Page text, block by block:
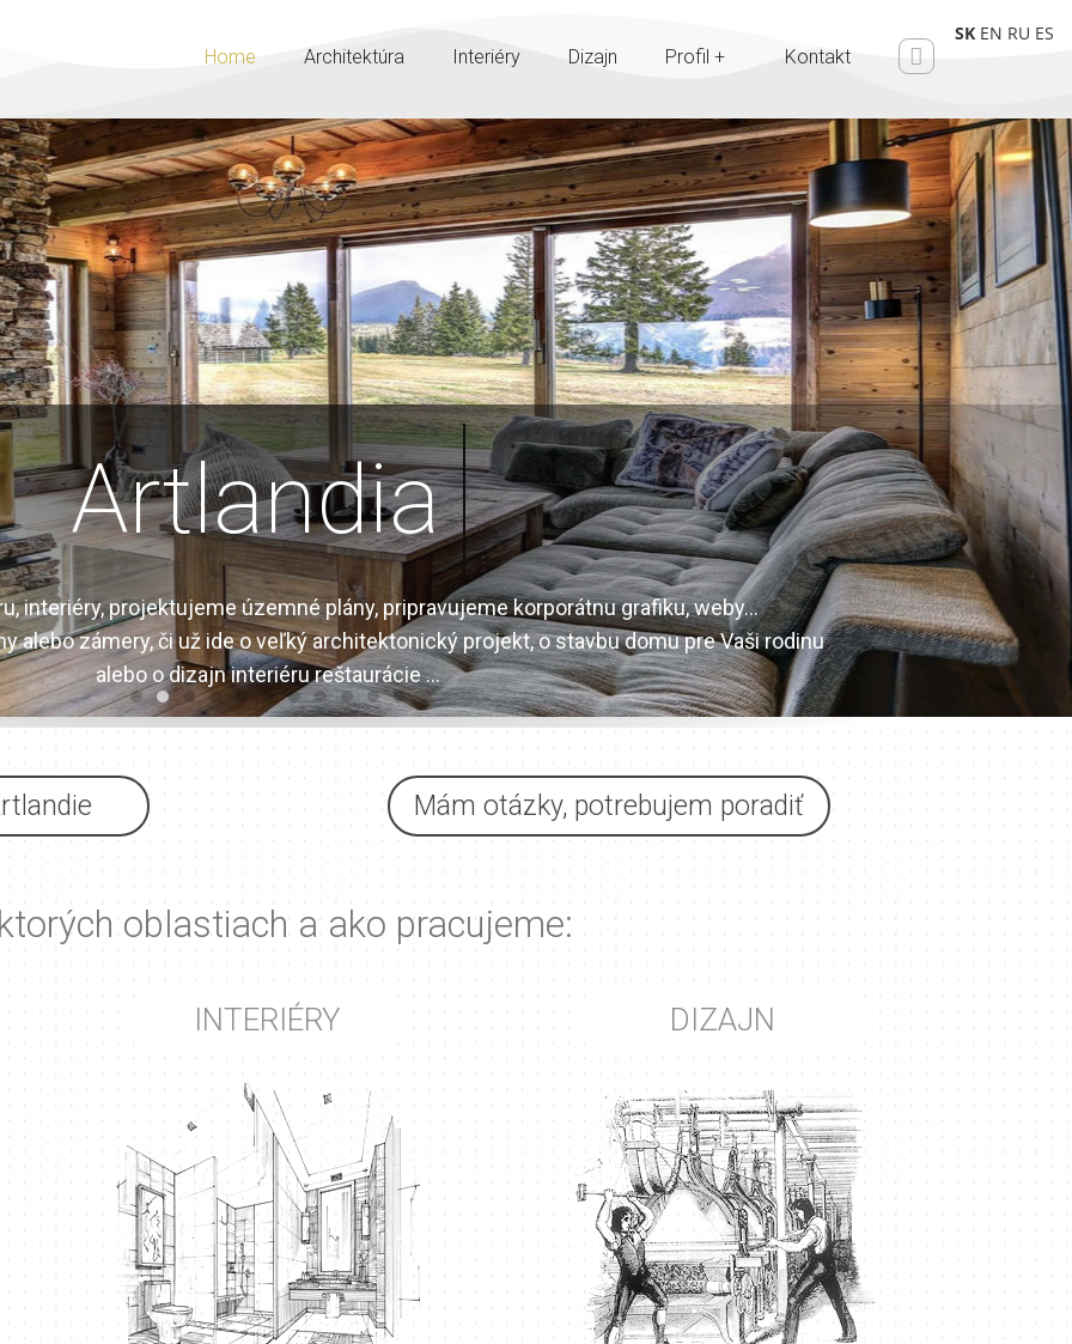
Home Architektúra Interiéry Dizajn Profil + Kontakt
Viac >
Dizajn
interiéry, projektujeme územné plány, pripravujeme korporátnu grafiku, weby…
alebo zámery, či už ide o veľký architektonický projekt, o stavbu domu pre Vaši rodinu
alebo o dizajn interiéru reštaurácie …
Mám otázky, potrebujem poradiť
oblastiach a ako pracujeme:
INTERIÉRY DIZAJN
SK EN RU ES